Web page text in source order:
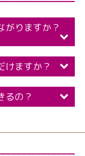
がりますか？
けますか？
るの？